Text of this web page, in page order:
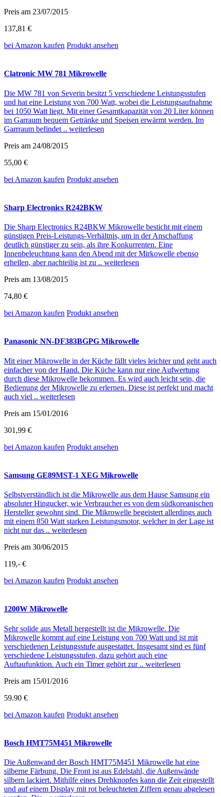
Preis am 23/07/2015
137,81 €
bei Amazon kaufen Produkt ansehen
Clatronic MW 781 Mikrowelle
Die MW 781 von Severin besitzt 5 verschiedene Leistungsstufen
und hat eine Leistung von 700 Watt, wobei die Leistungsaufnahme
bei 1050 Watt liegt. Mit einer Gesamtkapazität von 20 Liter können
im Garraum bequem Getränke und Speisen erwärmt werden. Im
Garrraum befindet .. weiterlesen
Preis am 24/08/2015
55,00 €
bei Amazon kaufen Produkt ansehen
Sharp Electronics R242BKW
Die Sharp Electronics R24BKW Mikrowelle besticht mit einem
günstigen Preis-Leistungs-Verhältnis, um in der Anschaffung
deutlich günstiger zu sein, als ihre Konkurrenten. Eine
Innenbeleuchtung kann den Abend mit der Mirkowelle ebenso
erhellen, aber nachteilig ist zu .. weiterlesen
Preis am 13/08/2015
74,80 €
bei Amazon kaufen Produkt ansehen
Panasonic NN-DF383BGPG Mikrowelle
Mit einer Mikrowelle in der Küche fällt vieles leichter und geht auch
einfacher von der Hand. Die Küche kann nur eine Aufwertung
durch diese Mikrowelle bekommen. Es wird auch leicht sein, die
Bedienung der Mikrowelle zu erlernen. Diese ist perfekt und macht
auch viel .. weiterlesen
Preis am 15/01/2016
301,99 €
bei Amazon kaufen Produkt ansehen
Samsung GE89MST-1 XEG Mikrowelle
Selbstverständlich ist die Mikrowelle aus dem Hause Samsung ein
absoluter Hingucker, wie Verbraucher es von dem südkoreanischen
Hersteller gewohnt sind. Die Mikrowelle begeistert allerdings auch
mit einem 850 Watt starken Leistungsmotor, welcher in der Lage ist
nicht nur das .. weiterlesen
Preis am 30/06/2015
119,- €
bei Amazon kaufen Produkt ansehen
1200W Mikrowelle
Sehr solide aus Metall hergestellt ist die Mikrowelle. Die
Mikrowelle kommt auf eine Leistung von 700 Watt und ist mit
verschiedenen Leistungsstufe ausgestattet. Insgesamt sind es fünf
verschiedene Leistungsstufen, dazu gehört auch eine
Auftaufunktion. Auch ein Timer gehört zur .. weiterlesen
Preis am 15/01/2016
59.90 €
bei Amazon kaufen Produkt ansehen
Bosch HMT75M451 Mikrowelle
Die Außenwand der Bosch HMT75M451 Mikrowelle hat eine
silberne Färbung. Die Front ist aus Edelstahl, die Außenwände
silbern lackiert. Mithilfe eines Drehknopfes kann die Zeit eingestellt
und auf einem Display mit rot beleuchteten Ziffern genau abgelesen